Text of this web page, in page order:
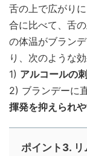
舌の上で広がり
合に比べて、舌
の体温がブラン
り、次のような
1) アルコールの
2) ブランデーに
揮発を抑えられ
ポイント3.